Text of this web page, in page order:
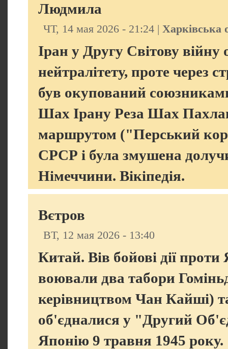
Людмила
ЧТ, 14 мая 2026 - 21:24 | Харківська
Іран у Другу Світову
нейтралітету, проте через
був окупований
Шах Ірану Реза Шах
маршрутом ("Перський
СРСР і була змушена
Німеччини. Вікіпедія.
Вєтров
ВТ, 12 мая 2026 - 13:40
Китай. Вів бойові дії
воювали два табори
керівництвом Чан Кайші)
об'єдналися у "Другий
Японію 9 травня 1945 року.